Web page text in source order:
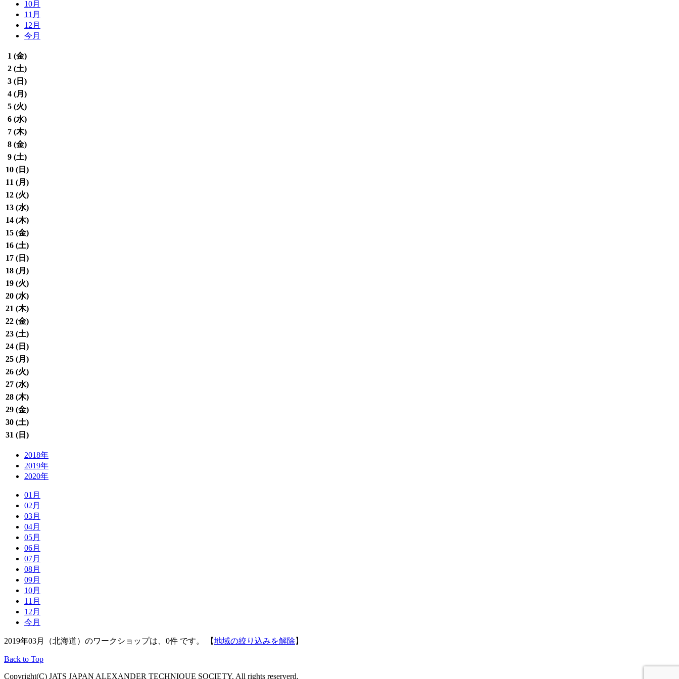
10月
11月
12月
今月
1 (金)
2 (土)
3 ( 日 )
4 (月 )
5 (火)
6 (水)
7 (木)
8 (金)
9 (土)
10 ( 日 )
11 (月 )
12 (火)
13 (水)
14 (木)
15 (金)
16 (土)
17 ( 日 )
18 (月 )
19 (火)
20 (水)
21 (木)
22 (金)
23 (土)
24 ( 日 )
25 (月 )
26 (火)
27 (水)
28 (木)
29 (金)
30 (土)
31 ( 日 )
2018年
2019年
2020年
01月
02月
03月
04月
05月
06月
07月
08月
09月
10月
11月
12月
今月
2019年03月（北海道）のワークショップは、0件 です。 【地域の絞り込みを解除 】
Back to Top
Copyright(C) JATS JAPAN ALEXANDER TECHNIQUE SOCIETY, All rights reserverd.